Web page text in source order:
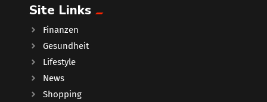
Site Links
Finanzen
Gesundheit
Lifestyle
News
Shopping